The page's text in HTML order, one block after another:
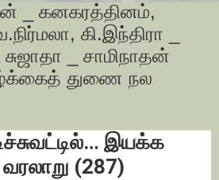
_ கனகரத்தினம்,
கி.இந்திரா _
_ சாமிநாதன்
துணை நல
இயக்க
(287)